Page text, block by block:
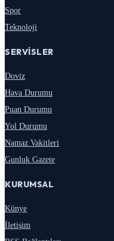
Spor
Teknoloji
SERVISLER
Doviz
Hava Durumu
Puan Durumu
Yol Durumu
Namaz Vakitleri
Gunluk Gazete
KURUMSAL
Künye
İletişim